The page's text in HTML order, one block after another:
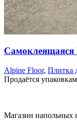
Alpine Floor, Плитка
Продаётся
Магазин напольных